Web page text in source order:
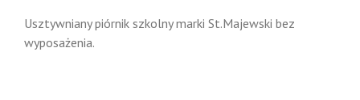
Usztywniany piórnik szkolny marki St.Majewski bez
wyposażenia.